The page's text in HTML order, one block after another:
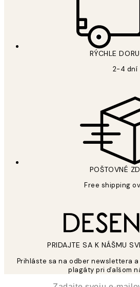
RÝCHLE
2-4 dní
POŠTOVNÉ
Free shipping
PRIDAJTE SA K NÁŠMU
Prihláste sa na odber newslettera a
plagáty pri ďalšom